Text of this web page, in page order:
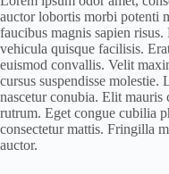
auctor lobortis morbi potenti
faucibus magnis sapien
vehicula quisque facilisis.
euismod convallis. Velit
cursus suspendisse
nascetur conubia. Elit mauris
rutrum. Eget congue cubilia
consectetur mattis. Fringilla
auctor.